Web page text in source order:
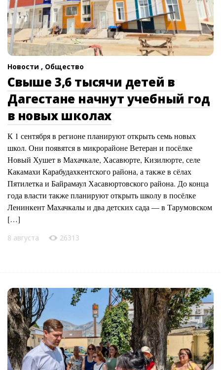
Новости , Общество
Свыше 3,6 тысячи детей в
Дагестане начнут учебный год
в новых школах
К 1 сентября в регионе планируют открыть семь новых
школ. Они появятся в микрорайоне Ветеран и посёлке
Новый Хушет в Махачкале, Хасавюрте, Кизилюрте, селе
Какамахи Карабудахкентского района, а также в сёлах
Пятилетка и Байрамаул Хасавюртовского района. До конца
года власти также планируют открыть школу в посёлке
Ленинкент Махачкалы и два детских сада — в Тарумовском
[…]
8 августа 26313